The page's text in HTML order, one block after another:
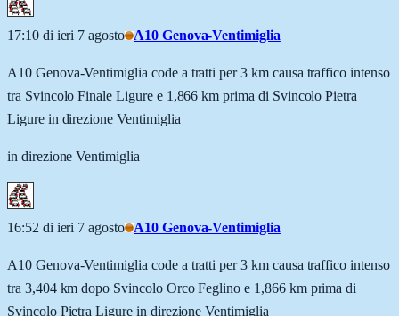
17:10 di ieri 7 agosto A10 Genova-Ventimiglia
A10 Genova-Ventimiglia code a tratti per 3 km causa traffico intenso
tra Svincolo Finale Ligure e 1,866 km prima di Svincolo Pietra
Ligure in direzione Ventimiglia
in direzione Ventimiglia
16:52 di ieri 7 agosto A10 Genova-Ventimiglia
A10 Genova-Ventimiglia code a tratti per 3 km causa traffico intenso
tra 3,404 km dopo Svincolo Orco Feglino e 1,866 km prima di
Svincolo Pietra Ligure in direzione Ventimiglia